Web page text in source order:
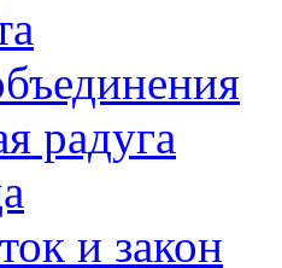
радуга
и закон